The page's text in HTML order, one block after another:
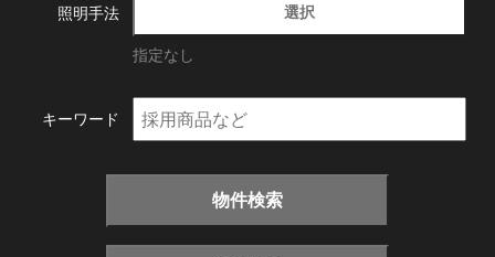
照明手法 選択
指定なし
キーワード
物件検索